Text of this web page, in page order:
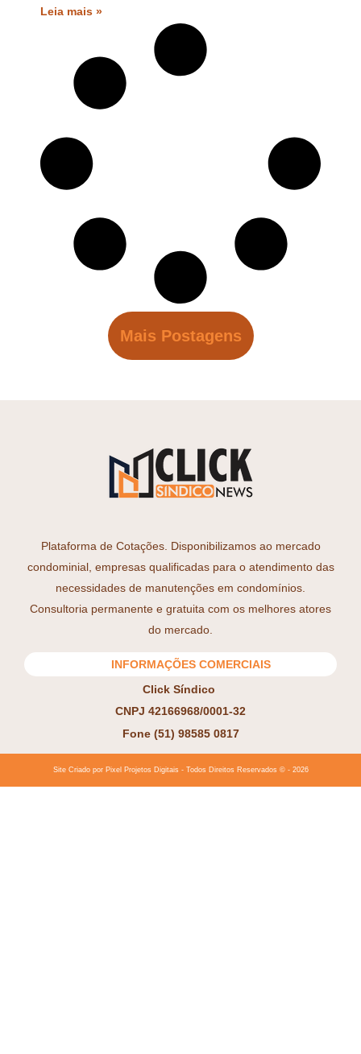
Leia mais »
Mais Postagens
Plataforma de Cotações. Disponibilizamos ao mercado
condominial, empresas qualificadas para o atendimento das
necessidades de manutenções em condomínios.
Consultoria permanente e gratuita com os melhores atores
do mercado.
INFORMAÇÕES COMERCIAIS
Click Síndico
CNPJ 42166968/0001-32
Fone (51) 98585 0817
Site Criado por Pixel Projetos Digitais - Todos Direitos Reservados ©️ - 2026